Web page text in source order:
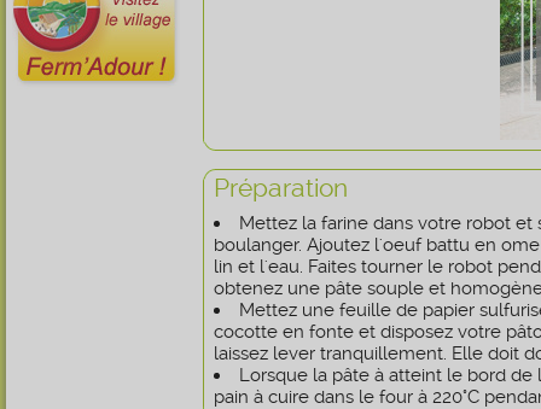
Préparation
Mettez la farine dans votre robot
boulanger. Ajoutez l'oeuf battu en
lin et l'eau. Faites tourner le robot
obtenez une pâte souple et
Mettez une feuille de papier
cocotte en fonte et disposez votre
laissez lever tranquillement. Elle doit
Lorsque la pâte à atteint le bord
pain à cuire dans le four à 220°C